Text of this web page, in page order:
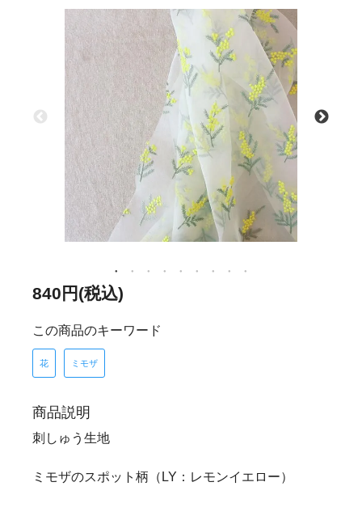
840円(税込)
この商品のキーワード
花 ミモザ
商品説明
刺しゅう生地
ミモザのスポット柄（LY：レモンイエロー）